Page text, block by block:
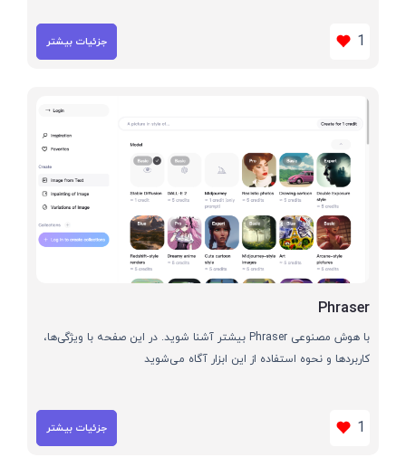
1 جزئیات بیشتر
Phraser
با هوش مصنوعی Phraser بیشتر آشنا شوید. در این صفحه با ویژگی‌ها،
کاربردها و نحوه استفاده از این ابزار آگاه می‌شوید
1 جزئیات بیشتر